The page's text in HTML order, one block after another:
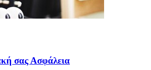
σας Ασφάλεια